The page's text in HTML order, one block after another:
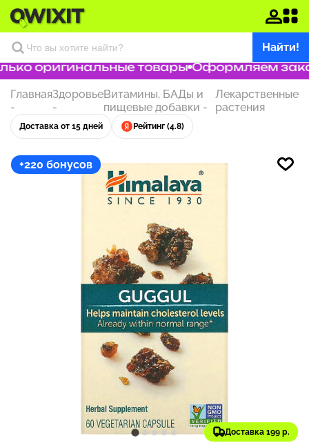
Найти!
оригинальные товары Оформляем заказ
Главная
-
Здоровье
-
Витамины, БАДы и
пищевые добавки -
Лекарственные
растения
Доставка от 15 дней Рейтинг (4.8)
+220 бонусов
Доставка 199 р.